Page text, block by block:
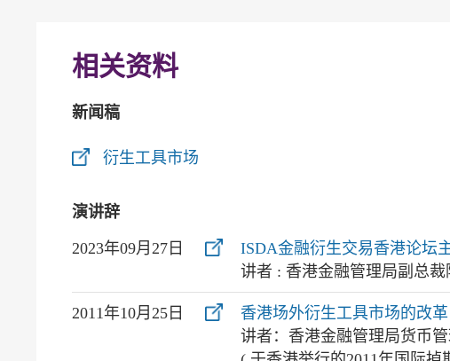
相关资料
新闻稿
衍生工具市场
演讲辞
2023年09月27日
ISDA金融衍生交易香港论坛
讲者 : 香港金融管理局副总裁
2011年10月25日
香港场外衍生工具市场的改革
讲者：香港金融管理局货币